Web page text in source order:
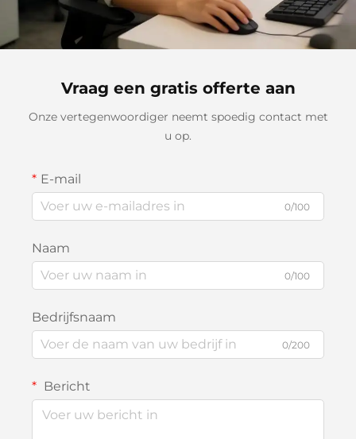
Vraag een gratis offerte aan
Onze vertegenwoordiger neemt spoedig contact met
u op.
E-mail
0/100
Naam
0/100
Bedrijfsnaam
0/200
Bericht